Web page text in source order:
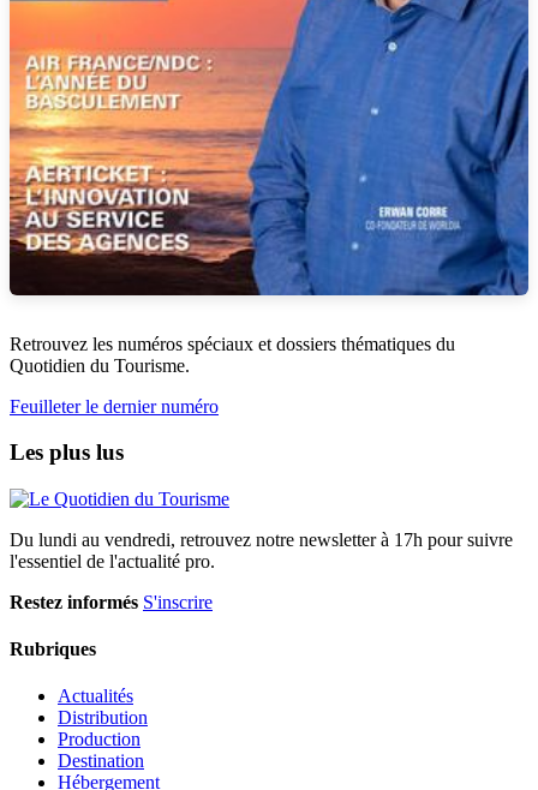
Retrouvez les numéros spéciaux et dossiers thématiques du
Quotidien du Tourisme.
Feuilleter le dernier numéro
Les plus lus
Du lundi au vendredi, retrouvez notre newsletter à 17h pour suivre
l'essentiel de l'actualité pro.
Restez informés S'inscrire
Rubriques
Actualités
Distribution
Production
Destination
Hébergement